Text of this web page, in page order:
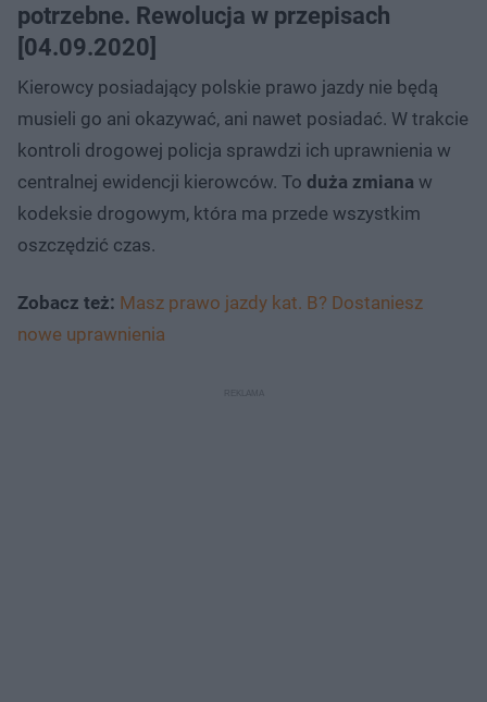
potrzebne. Rewolucja w przepisach
[04.09.2020]
Kierowcy posiadający polskie prawo jazdy nie będą
musieli go ani okazywać, ani nawet posiadać. W trakcie
kontroli drogowej policja sprawdzi ich uprawnienia w
centralnej ewidencji kierowców. To duża zmiana w
kodeksie drogowym, która ma przede wszystkim
oszczędzić czas.
Zobacz też: Masz prawo jazdy kat. B? Dostaniesz
nowe uprawnienia